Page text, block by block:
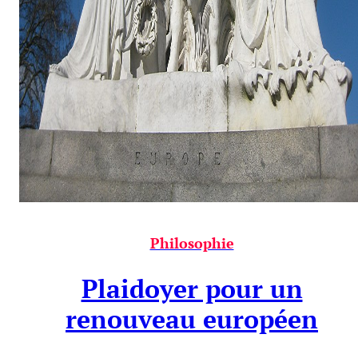
Philosophie
Plaidoyer pour un
renouveau européen